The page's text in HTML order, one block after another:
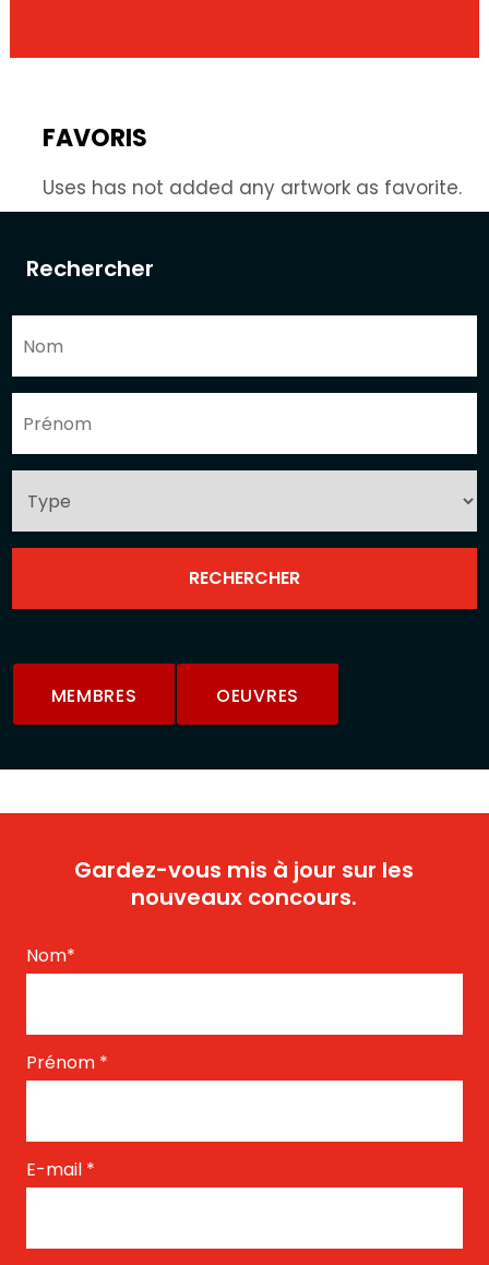
Rechercher
MEMBRES OEUVRES
FAVORIS
Uses has not added any artwork as favorite.
Gardez-vous mis à jour sur les
nouveaux concours.
Nom*
Prénom *
E-mail *